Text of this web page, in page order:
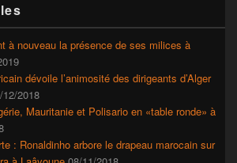
à nouveau la présence de ses milices à
dévoile l’animosité des dirigeants d’Alger
12/2018
Mauritanie et Polisario en «table ronde» à
: Ronaldinho arbore le drapeau marocain sur